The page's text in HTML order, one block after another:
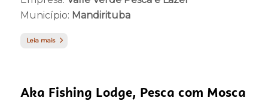
Município: Mandirituba
Leia mais
Aka Fishing Lodge, Pesca com Mosca